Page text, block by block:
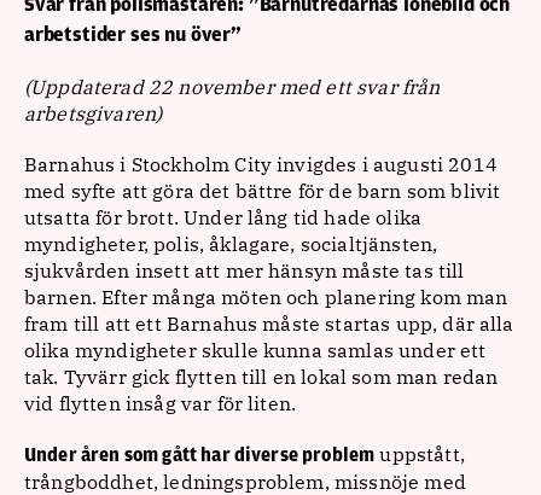
arbetstider ses nu över”
(Uppdaterad 22 november med ett svar från
arbetsgivaren)
Barnahus i Stockholm City invigdes i augusti 2014
med syfte att göra det bättre för de barn som blivit
utsatta för brott. Under lång tid hade olika
myndigheter, polis, åklagare, socialtjänsten,
sjukvården insett att mer hänsyn måste tas till
barnen. Efter många möten och planering kom man
fram till att ett Barnahus måste startas upp, där alla
olika myndigheter skulle kunna samlas under ett
tak. Tyvärr gick flytten till en lokal som man redan
vid flytten insåg var för liten.
Under åren som gått har diverse problem uppstått,
trångboddhet, ledningsproblem, missnöje med